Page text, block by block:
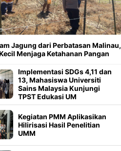
Jagung dari Perbatasan Malinau,
Menjaga Ketahanan Pangan
Implementasi SDGs 4,11 dan
13, Mahasiswa Universiti
Sains Malaysia Kunjungi
TPST Edukasi UM
Kegiatan PMM Aplikasikan
Hilirisasi Hasil Penelitian
UMM